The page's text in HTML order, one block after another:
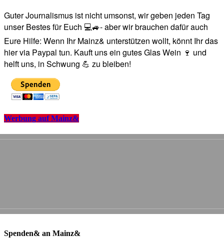
Guter Journalismus ist nicht umsonst, wir geben jeden Tag
unser Bestes für Euch 💻🚙- aber wir brauchen dafür auch
Eure Hilfe: Wenn Ihr Mainz& unterstützen wollt, könnt Ihr das
hier via Paypal tun. Kauft uns ein gutes Glas Wein 🍷 und
helft uns, in Schwung 💪 zu bleiben!
Werbung auf Mainz&
Spenden& an Mainz&